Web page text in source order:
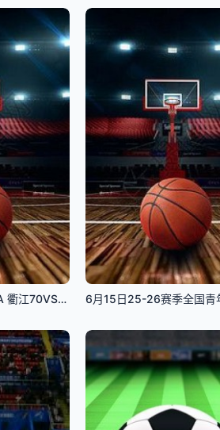
8月3日25-26赛季浙BA 衢江70VS82柯城